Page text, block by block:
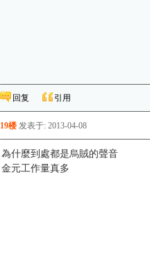
回复 引用
19楼 发表于: 2013-04-08
為什麼到處都是烏賊的聲音
金元工作量真多